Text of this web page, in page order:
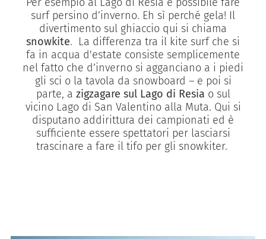
surf persino d’inverno. Eh sì perché gela! Il
divertimento sul ghiaccio qui si chiama
snowkite. La differenza tra il kite surf che si
fa in acqua d'estate consiste semplicemente
nel fatto che d’inverno si agganciano a i piedi
gli sci o la tavola da snowboard – e poi si
parte, a zigzagare sul Lago di Resia o sul
vicino Lago di San Valentino alla Muta. Qui si
disputano addirittura dei campionati ed è
sufficiente essere spettatori per lasciarsi
trascinare a fare il tifo per gli snowkiter.